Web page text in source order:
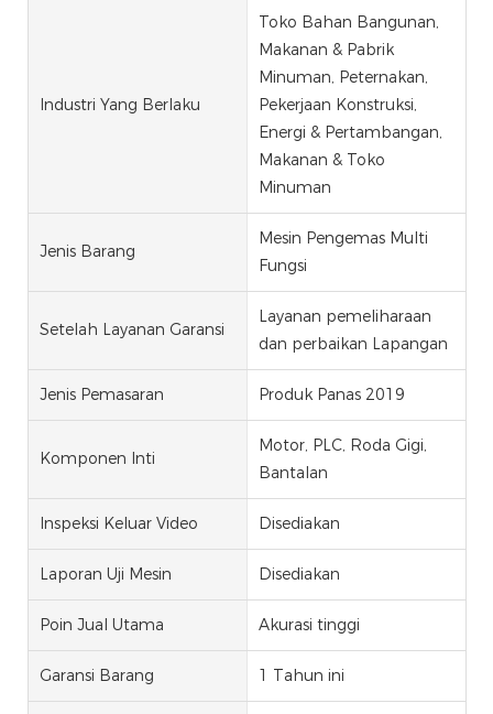
Industri Yang Berlaku
Toko Bahan Bangunan,
Makanan & Pabrik
Minuman, Peternakan,
Pekerjaan Konstruksi,
Energi & Pertambangan,
Makanan & Toko
Minuman
Jenis Barang
Mesin Pengemas Multi
Fungsi
Setelah Layanan Garansi
Layanan pemeliharaan
dan perbaikan Lapangan
Jenis Pemasaran Produk Panas 2019
Komponen Inti
Motor, PLC, Roda Gigi,
Bantalan
Inspeksi Keluar Video Disediakan
Laporan Uji Mesin Disediakan
Poin Jual Utama Akurasi tinggi
Garansi Barang 1 Tahun ini